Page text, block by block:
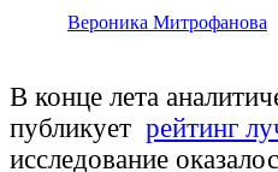
Вероника Митрофанова
В конце лета
публикует рейтинг
исследование